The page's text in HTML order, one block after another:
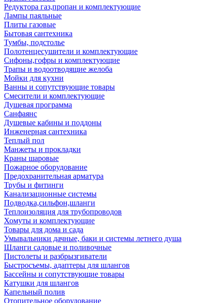
Редуктора газ,пропан и комплектующие
Лампы паяльные
Плиты газовые
Бытовая сантехника
Тумбы, подстолье
Полотенцесушители и комплектующие
Сифоны,гофры и комплектующие
Трапы и водоотводящие желоба
Мойки для кухни
Ванны и сопутствующие товары
Смесители и комплектующие
Душевая программа
Санфаянс
Душевые кабины и поддоны
Инженерная сантехника
Теплый пол
Манжеты и прокладки
Краны шаровые
Пожарное оборудование
Предохранительная арматура
Трубы и фитинги
Канализационные системы
Подводка,сильфон,шланги
Теплоизоляция для трубопроводов
Хомуты и комплектующие
Товары для дома и сада
Умывальники дачные, баки и системы летнего душа
Шланги садовые и поливочные
Пистолеты и разбрызгиватели
Быстросъемы, адаптеры для шлангов
Бассейны и сопутствующие товары
Катушки для шлангов
Капельный полив
Отопительное оборудование